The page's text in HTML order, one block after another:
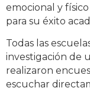
emocional y
para su éxito
Todas las
investigación de
realizaron
escuchar